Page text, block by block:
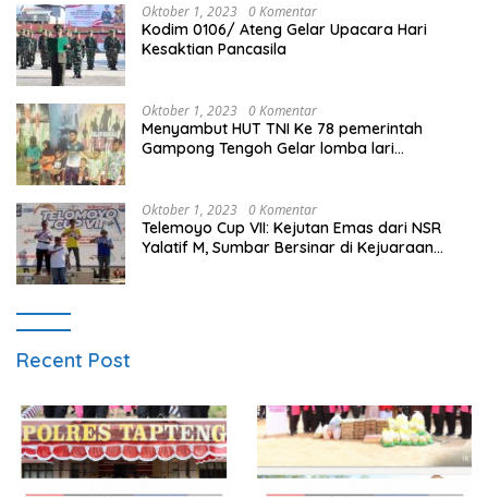
Oktober 1, 2023 0 Komentar
Kodim 0106/ Ateng Gelar Upacara Hari
Kesaktian Pancasila
Oktober 1, 2023 0 Komentar
Menyambut HUT TNI Ke 78 pemerintah
Gampong Tengoh Gelar lomba lari
Oktober 1, 2023 0 Komentar
Telemoyo Cup VII: Kejutan Emas dari NSR
Yalatif M, Sumbar Bersinar di Kejuaraan
Recent Post